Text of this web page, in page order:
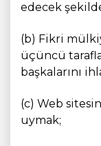
edecek
(b) Fikri
üçüncü
başkalarını
(c) Web
uymak;